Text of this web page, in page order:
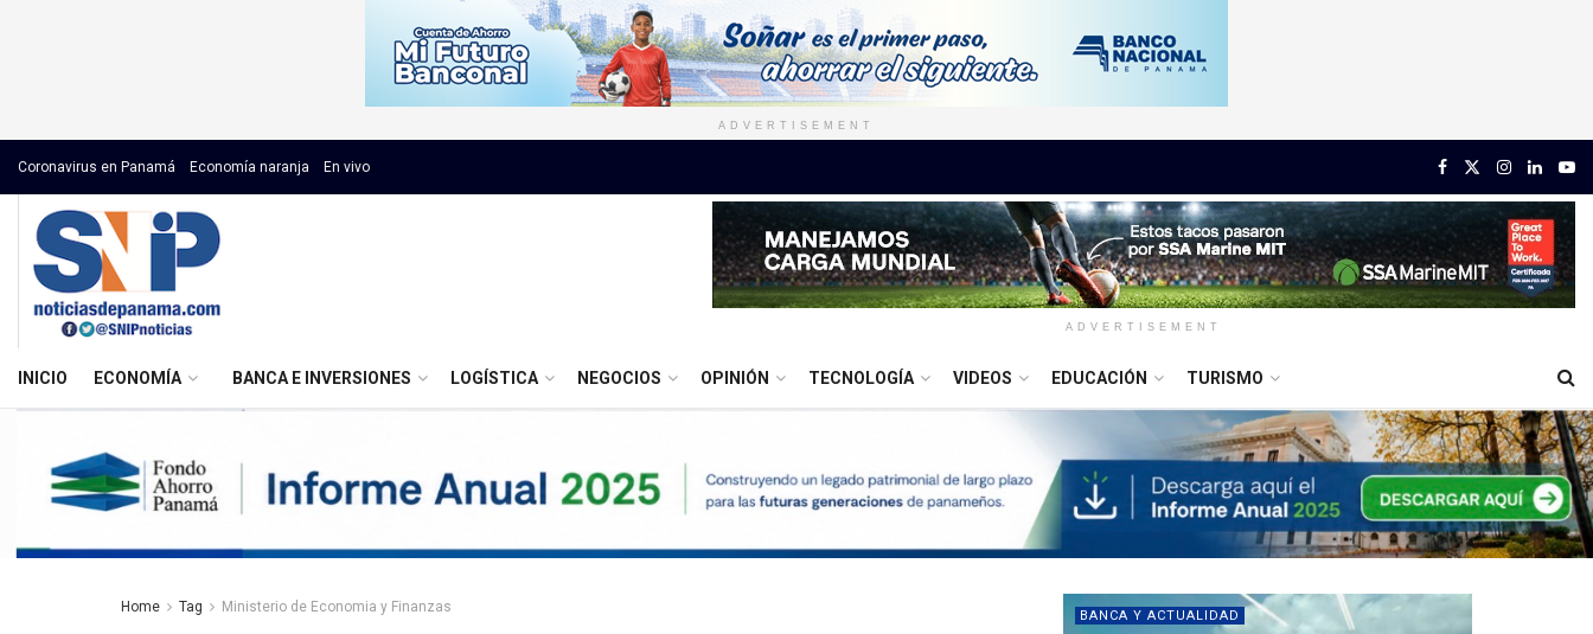
ADVERTISEMENT
Coronavirus en Panamá Economía naranja En vivo
ADVERTISEMENT
INICIO ECONOMÍA BANCA E INVERSIONES LOGÍSTICA NEGOCIOS OPINIÓN TECNOLOGÍA VIDEOS EDUCACIÓN TURISMO
Home Tag Ministerio de Economia y Finanzas
BANCA Y ACTUALIDAD